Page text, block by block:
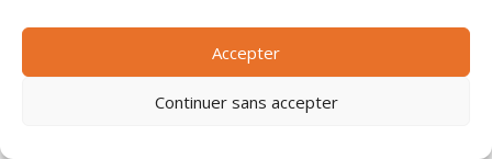
Accepter
Continuer sans accepter
Petite distribution
Pharmaceutique, médicaments